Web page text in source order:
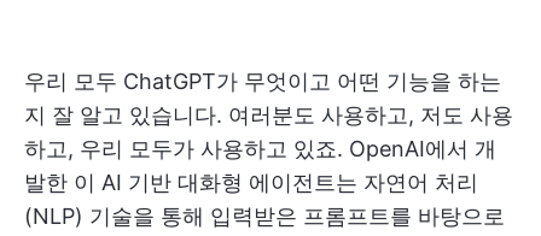
우리 모두 ChatGPT가 무엇이고 어떤 기능을 하는
지 잘 알고 있습니다. 여러분도 사용하고, 저도 사용
하고, 우리 모두가 사용하고 있죠. OpenAI에서 개
발한 이 AI 기반 대화형 에이전트는 자연어 처리
(NLP) 기술을 통해 입력받은 프롬프트를 바탕으로